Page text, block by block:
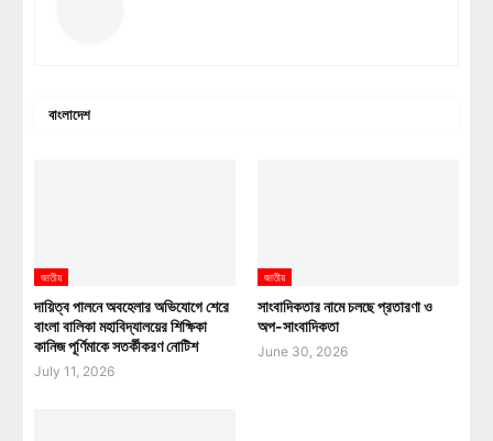
বাংলাদেশ
জাতীয়
দায়িত্ব পালনে অবহেলার অভিযোগে শেরে
বাংলা বালিকা মহাবিদ্যালয়ের শিক্ষিকা
কানিজ পূর্ণিমাকে সতর্কীকরণ নোটিশ
July 11, 2026
জাতীয়
সাংবাদিকতার নামে চলছে প্রতারণা ও
অপ-সাংবাদিকতা
June 30, 2026